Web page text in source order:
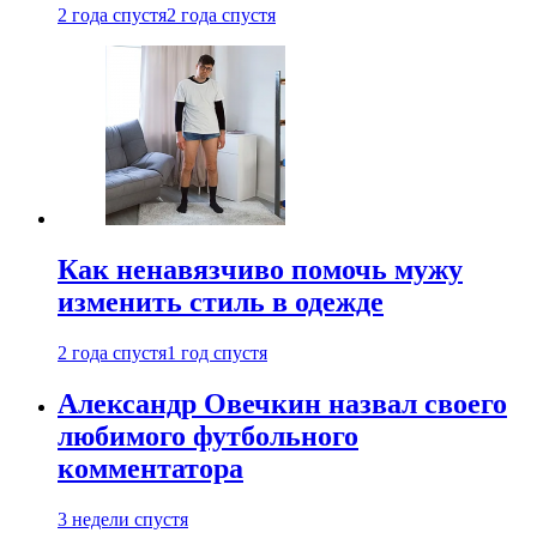
2 года спустя2 года спустя
Как ненавязчиво помочь мужу
изменить стиль в одежде
2 года спустя1 год спустя
Александр Овечкин назвал своего
любимого футбольного
комментатора
3 недели спустя